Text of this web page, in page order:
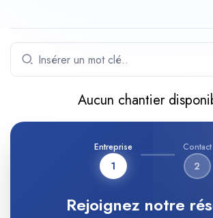
Aucun chantier
Entreprise
1
Contact
2
Rejoignez notre